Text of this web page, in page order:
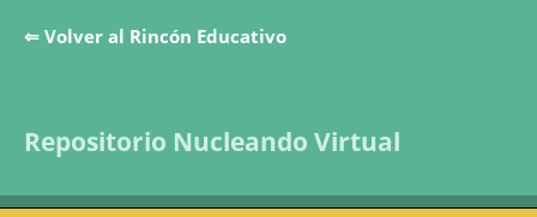
⇐ Volver al Rincón Educativo
Repositorio Nucleando Virtual